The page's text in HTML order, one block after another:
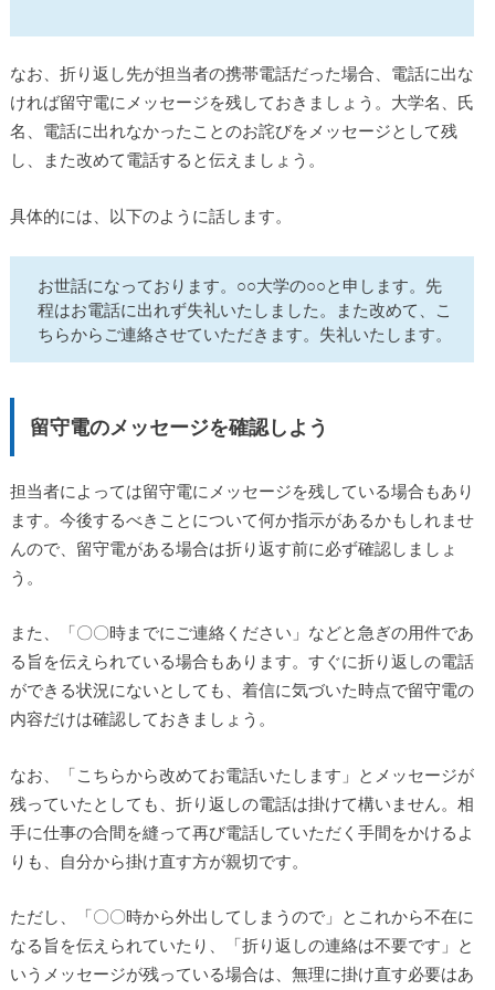
なお、折り返し先が担当者の携帯電話だった場合、電話に出な
ければ留守電にメッセージを残しておきましょう。大学名、氏
名、電話に出れなかったことのお詫びをメッセージとして残
し、また改めて電話すると伝えましょう。
具体的には、以下のように話します。
お世話になっております。○○大学の○○と申します。先
程はお電話に出れず失礼いたしました。また改めて、こ
ちらからご連絡させていただきます。失礼いたします。
留守電のメッセージを確認しよう
担当者によっては留守電にメッセージを残している場合もあり
ます。今後するべきことについて何か指示があるかもしれませ
んので、留守電がある場合は折り返す前に必ず確認しましょ
う。
また、「〇〇時までにご連絡ください」などと急ぎの用件であ
る旨を伝えられている場合もあります。すぐに折り返しの電話
ができる状況にないとしても、着信に気づいた時点で留守電の
内容だけは確認しておきましょう。
なお、「こちらから改めてお電話いたします」とメッセージが
残っていたとしても、折り返しの電話は掛けて構いません。相
手に仕事の合間を縫って再び電話していただく手間をかけるよ
りも、自分から掛け直す方が親切です。
ただし、「〇〇時から外出してしまうので」とこれから不在に
なる旨を伝えられていたり、「折り返しの連絡は不要です」と
いうメッセージが残っている場合は、無理に掛け直す必要はあ